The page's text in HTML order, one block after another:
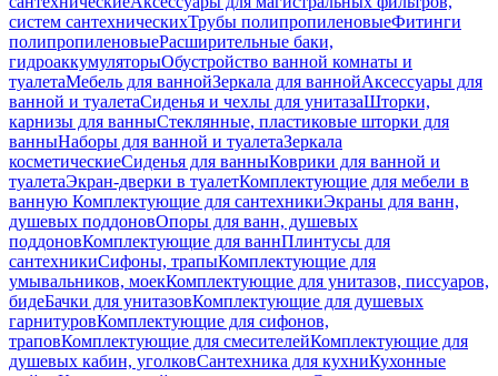
систем сантехническихТрубы полипропиленовыеФитинги
полипропиленовыеРасширительные баки,
гидроаккумуляторыОбустройство ванной комнаты и
туалетаМебель для ваннойЗеркала для ваннойАксессуары для
ванной и туалетаСиденья и чехлы для унитазаШторки,
карнизы для ванныСтеклянные, пластиковые шторки для
ванныНаборы для ванной и туалетаЗеркала
косметическиеСиденья для ванныКоврики для ванной и
туалетаЭкран-дверки в туалетКомплектующие для мебели в
ванную Комплектующие для сантехникиЭкраны для ванн,
душевых поддоновОпоры для ванн, душевых
поддоновКомплектующие для ваннПлинтусы для
сантехникиСифоны, трапыКомплектующие для
умывальников, моекКомплектующие для унитазов, писсуаров,
бидеБачки для унитазовКомплектующие для душевых
гарнитуровКомплектующие для сифонов,
траповКомплектующие для смесителейКомплектующие для
душевых кабин, уголковСантехника для кухниКухонные